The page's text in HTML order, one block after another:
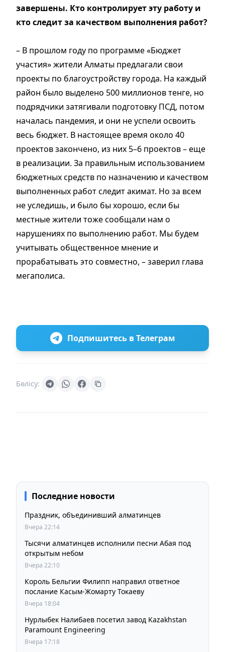
завершены. Кто контролирует эту работу и
кто следит за качеством выполнения работ?
– В прошлом году по программе «Бюджет
участия» жители Алматы предлагали свои
проекты по благоустройству города. На каждый
район было выделено 500 миллионов тенге, но
подрядчики затягивали подготовку ПСД, потом
началась пандемия, и они не успели освоить
весь бюджет. В настоящее время около 40
проектов закончено, из них 5–6 проектов – еще
в реализации. За правильным использованием
бюджетных средств по назначению и качеством
выполненных работ следит акимат. Но за всем
не уследишь, и было бы хорошо, если бы
местные жители тоже сообщали нам о
нарушениях по выполнению работ. Мы будем
учитывать общественное мнение и
прорабатывать это совместно, – заверил глава
мегаполиса.
Подпишитесь в Телеграм
Бөлісу:
Последние новости
Праздник, объединивший алматинцев
Вчера 22:14
Тысячи алматинцев исполнили песни Абая под
открытым небом
Вчера 22:10
Король Бельгии Филипп направил ответное
послание Касым-Жомарту Токаеву
Вчера 18:04
Нурлыбек Налибаев посетил завод Kazakhstan
Paramount Engineering
Вчера 17:18